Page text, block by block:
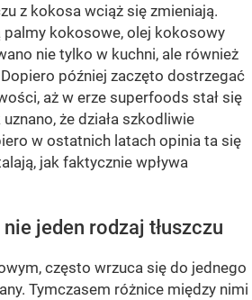
z kokosa wciąż się zmieniają.
palmy kokosowe, olej kokosowy
nie tylko w kuchni, ale również
później zaczęto dostrzegać
aż w erze superfoods stał się
że działa szkodliwie
w ostatnich latach opinia ta się
jak faktycznie wpływa
jeden rodzaj tłuszczu
często wrzuca się do jednego
Tymczasem różnice między nimi